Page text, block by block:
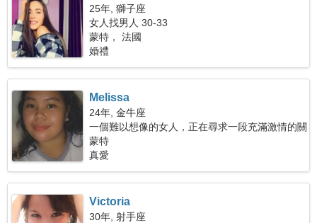
25年, 獅子座
女人找男人 30-33
蒙特， 法國
婚禮
Melissa
24年, 金牛座
一個難以想像的女人，正在尋求一段充滿激情的關
係
蒙特
真愛
Victoria
30年, 射手座